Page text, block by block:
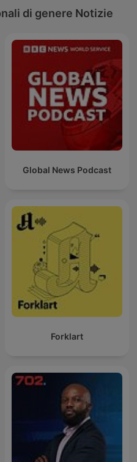
di genere Notizie
Global News Podcast
Forklart